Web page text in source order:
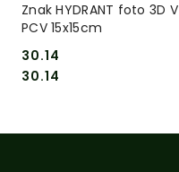
Znak HYDRANT foto 3D V
PCV 15x15cm
Cena:
30.14
Cena:
30.14